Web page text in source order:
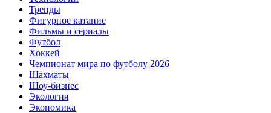
Тренды
Фигурное катание
Фильмы и сериалы
Футбол
Хоккей
Чемпионат мира по футболу 2026
Шахматы
Шоу-бизнес
Экология
Экономика